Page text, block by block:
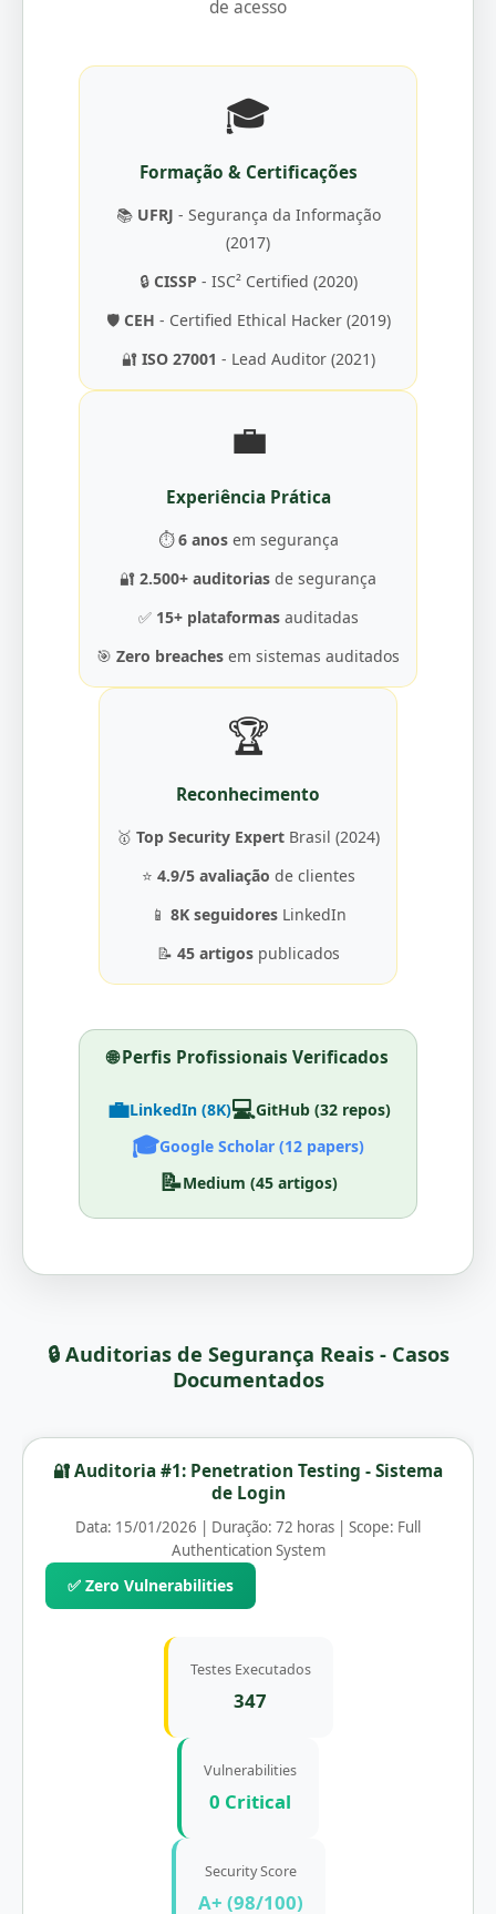
de acesso
🎓
Formação & Certificações
📚 UFRJ - Segurança da Informação
(2017)
🔒 CISSP - ISC² Certified (2020)
🛡️ CEH - Certified Ethical Hacker (2019)
🔐 ISO 27001 - Lead Auditor (2021)
💼
Experiência Prática
⏱️6 anosem segurança
🔐 2.500+ auditorias de segurança
✅ 15+ plataformasauditadas
🎯 Zero breaches em sistemas auditados
🏆
Reconhecimento
🥇 Top Security Expert Brasil (2024)
⭐ 4.9/5 avaliação de clientes
📱 8K seguidoresLinkedIn
📝 45 artigospublicados
🌐 Perfis Profissionais Verificados
💼LinkedIn (8K)💻GitHub (32 repos)
🎓Google Scholar (12 papers)
📝Medium (45 artigos)
🔒 Auditorias de Segurança Reais - Casos
Documentados
🔐 Auditoria #1: Penetration Testing - Sistema
de Login
Data: 15/01/2026 | Duração: 72 horas | Scope: Full
Authentication System
✅ Zero Vulnerabilities
Testes Executados
347
Vulnerabilities
0 Critical
Security Score
A+ (98/100)